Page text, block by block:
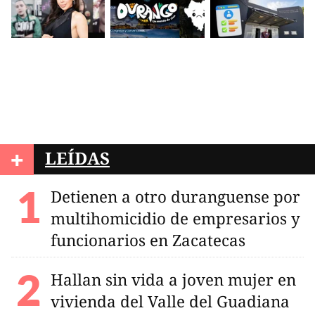
+ LEÍDAS
Detienen a otro duranguense por
multihomicidio de empresarios y
funcionarios en Zacatecas
Hallan sin vida a joven mujer en
vivienda del Valle del Guadiana